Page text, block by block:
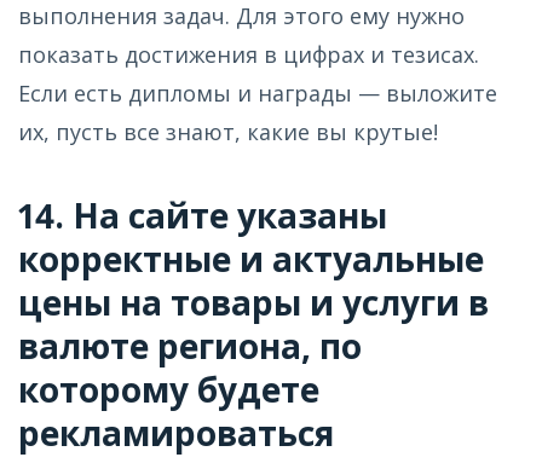
выполнения задач. Для этого ему нужно
показать достижения в цифрах и тезисах.
Если есть дипломы и награды — выложите
их, пусть все знают, какие вы крутые!
14. На сайте указаны
корректные и актуальные
цены на товары и услуги в
валюте региона, по
которому будете
рекламироваться